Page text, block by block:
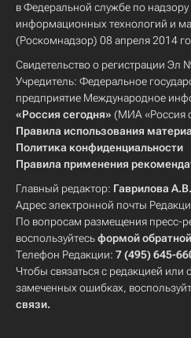
в Федеральной службе по надзору
информационных технологий и
(Роскомнадзор) 08 апреля 2014
Свидетельство о регистрации
Учредитель: Федеральное
предприятие Международное
«Россия сегодня» (МИА «Россия
Правила использования
Политика конфиденциальности
Правила применения
Главный редактор: Гаврилова А.В.
Адрес электронной почты
По вопросам размещения пресс-
воспользуйтесьформой
Телефон Редакции: 7 (495) 645-
Чтобы связаться с редакцией или
замеченных ошибках,
связи.